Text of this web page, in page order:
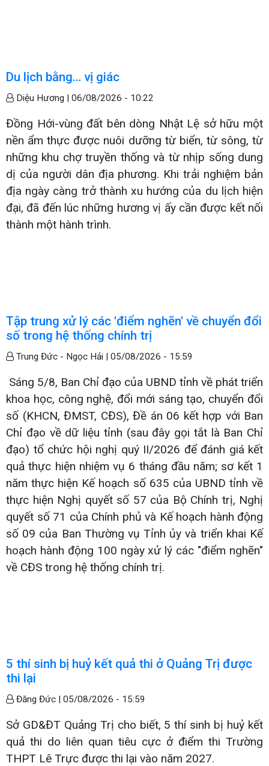
Du lịch bằng… vị giác
Diệu Hương | 06/08/2026 - 10:22
Đồng Hới-vùng đất bên dòng Nhật Lệ sở hữu một
nền ẩm thực được nuôi dưỡng từ biển, từ sông, từ
những khu chợ truyền thống và từ nhịp sống dung
dị của người dân địa phương. Khi trải nghiệm bản
địa ngày càng trở thành xu hướng của du lịch hiện
đại, đã đến lúc những hương vị ấy cần được kết nối
thành một hành trình.
Tập trung xử lý các 'điểm nghẽn' về chuyển đổi
số trong hệ thống chính trị
Trung Đức - Ngọc Hải | 05/08/2026 - 15:59
Sáng 5/8, Ban Chỉ đạo của UBND tỉnh về phát triển
khoa học, công nghệ, đổi mới sáng tạo, chuyển đổi
số (KHCN, ĐMST, CĐS), Đề án 06 kết hợp với Ban
Chỉ đạo về dữ liệu tỉnh (sau đây gọi tắt là Ban Chỉ
đạo) tổ chức hội nghị quý II/2026 để đánh giá kết
quả thực hiện nhiệm vụ 6 tháng đầu năm; sơ kết 1
năm thực hiện Kế hoạch số 635 của UBND tỉnh về
thực hiện Nghị quyết số 57 của Bộ Chính trị, Nghị
quyết số 71 của Chính phủ và Kế hoạch hành động
số 09 của Ban Thường vụ Tỉnh ủy và triển khai Kế
hoạch hành động 100 ngày xử lý các "điểm nghẽn"
về CĐS trong hệ thống chính trị.
5 thí sinh bị huỷ kết quả thi ở Quảng Trị được
thi lại
Đăng Đức | 05/08/2026 - 15:59
Sở GD&ĐT Quảng Trị cho biết, 5 thí sinh bị huỷ kết
quả thi do liên quan tiêu cực ở điểm thi Trường
THPT Lê Trực được thi lại vào năm 2027.